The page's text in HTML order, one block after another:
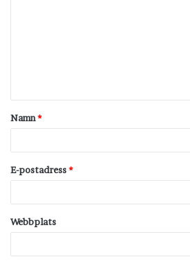
t
a
Namn*
E-postadress*
Webbplats